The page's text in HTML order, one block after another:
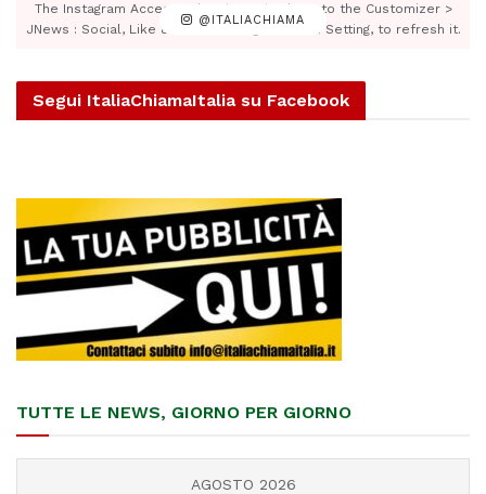
@ITALIACHIAMA
The Instagram Access Token is expired, Go to the Customizer >
JNews : Social, Like & View > Instagram Feed Setting, to refresh it.
Segui ItaliaChiamaItalia su Facebook
TUTTE LE NEWS, GIORNO PER GIORNO
AGOSTO 2026